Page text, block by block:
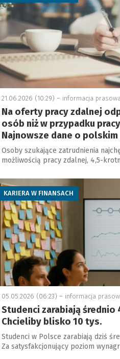
21.06.2026 (10:29) – informacja
Na oferty pracy zdalnej
osób niż w przypadku
Najnowsze dane o polskim
Osoby szukające zatrudnienia
możliwością pracy zdalnej, 4,5-
KARIERA W FINANSACH
05.05.2026 (06:23) – informacja
Studenci zarabiają średnio
Chcieliby blisko 10 tys.
Studenci w Polsce zarabiają dziś
Za satysfakcjonujący poziom